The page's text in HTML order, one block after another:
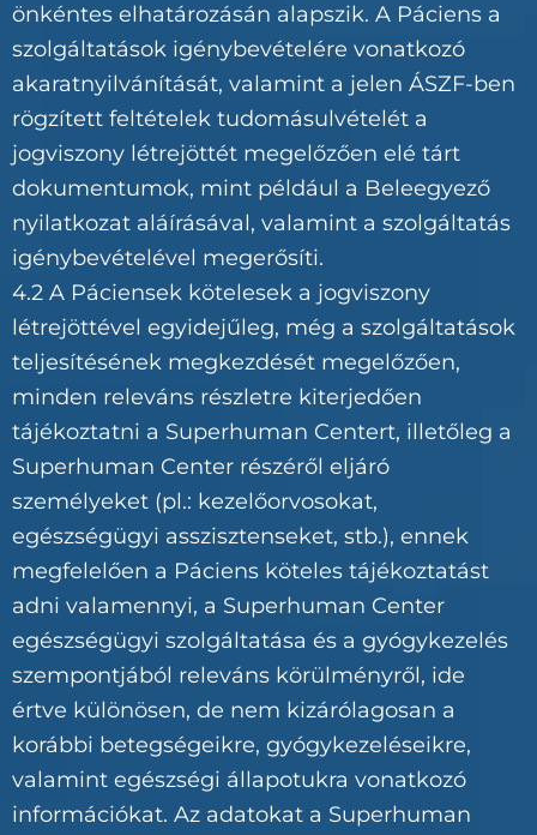
önkéntes elhatározásán alapszik. A Páciens a
szolgáltatások igénybevételére vonatkozó
akaratnyilvánítását, valamint a jelen ÁSZF-ben
rögzített feltételek tudomásulvételét a
jogviszony létrejöttét megelőzően elé tárt
dokumentumok, mint például a Beleegyező
nyilatkozat aláírásával, valamint a szolgáltatás
igénybevételével megerősíti.
4.2 A Páciensek kötelesek a jogviszony
létrejöttével egyidejűleg, még a szolgáltatások
teljesítésének megkezdését megelőzően,
minden releváns részletre kiterjedően
tájékoztatni a Superhuman Centert, illetőleg a
Superhuman Center részéről eljáró
személyeket (pl.: kezelőorvosokat,
egészségügyi asszisztenseket, stb.), ennek
megfelelően a Páciens köteles tájékoztatást
adni valamennyi, a Superhuman Center
egészségügyi szolgáltatása és a gyógykezelés
szempontjából releváns körülményről, ide
értve különösen, de nem kizárólagosan a
korábbi betegségeikre, gyógykezeléseikre,
valamint egészségi állapotukra vonatkozó
információkat. Az adatokat a Superhuman